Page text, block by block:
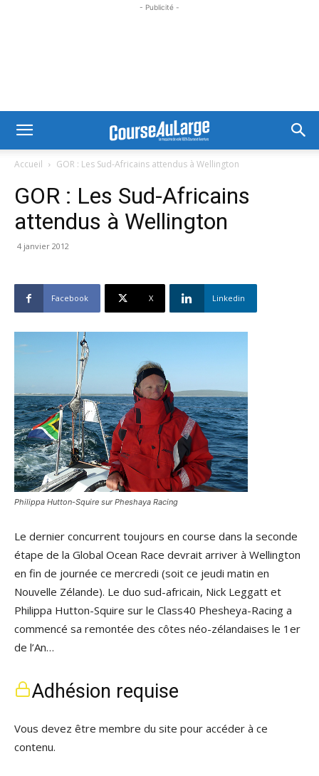
- Publicité -
Accueil GOR : Les Sud-Africains attendus à Wellington
GOR : Les Sud-Africains
attendus à Wellington
4 janvier 2012
Facebook X Linkedin
Philippa Hutton-Squire sur Pheshaya Racing
Le dernier concurrent toujours en course dans la seconde
étape de la Global Ocean Race devrait arriver à Wellington
en fin de journée ce mercredi (soit ce jeudi matin en
Nouvelle Zélande). Le duo sud-africain, Nick Leggatt et
Philippa Hutton-Squire sur le Class40 Phesheya-Racing a
commencé sa remontée des côtes néo-zélandaises le 1er
de l’An…
Adhésion requise
Vous devez être membre du site pour accéder à ce
contenu.